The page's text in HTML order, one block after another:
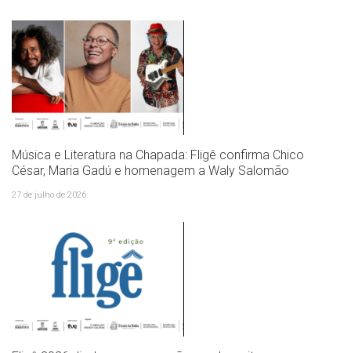
Música e Literatura na Chapada: Fligê confirma Chico
César, Maria Gadú e homenagem a Waly Salomão
27 de julho de 2026